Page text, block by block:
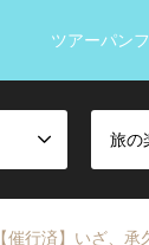
ツアーパン
旅の
【催行済】いざ、